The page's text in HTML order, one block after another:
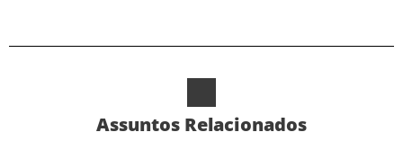
Assuntos Relacionados